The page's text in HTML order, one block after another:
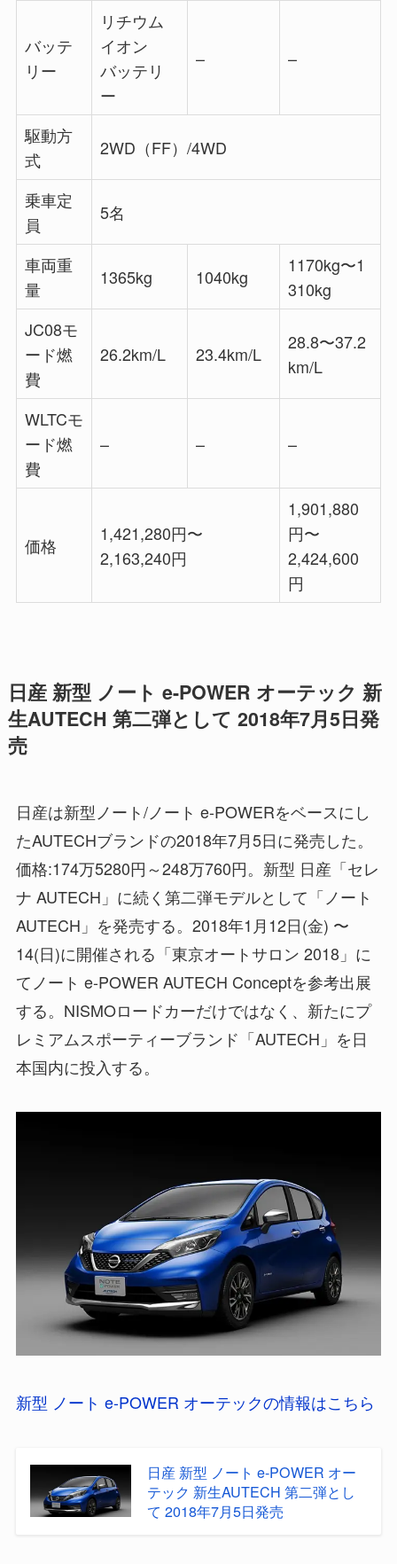
バッテ
リー
リチウム
イオン
バッテリ
ー
– –
駆動方
式
2WD（FF）/4WD
乗車定
員
5名
車両重
量
1365kg 1040kg
1170kg〜1
310kg
JC08モ
ード燃
費
26.2km/L 23.4km/L
28.8〜37.2
km/L
WLTCモ
ード燃
費
– – –
価格
1,421,280円〜
2,163,240円
1,901,880
円〜
2,424,600
円
日産 新型 ノート e-POWER オーテック 新
生AUTECH 第二弾として 2018年7月5日発
売
日産は新型ノート/ノート e-POWERをベースにし
たAUTECHブランドの2018年7月5日に発売した。
価格:174万5280円～248万760円。新型 日産「セレ
ナ AUTECH」に続く第二弾モデルとして「ノート
AUTECH」を発売する。2018年1月12日(金) 〜
14(日)に開催される「東京オートサロン 2018」に
てノート e-POWER AUTECH Conceptを参考出展
する。NISMOロードカーだけではなく、新たにプ
レミアムスポーティーブランド「AUTECH」を日
本国内に投入する。
新型 ノート e-POWER オーテックの情報はこちら
日産 新型 ノート e-POWER オー
テック 新生AUTECH 第二弾とし
て 2018年7月5日発売